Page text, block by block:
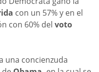
con un 57% y en el
con 60% del voto
una concienzuda